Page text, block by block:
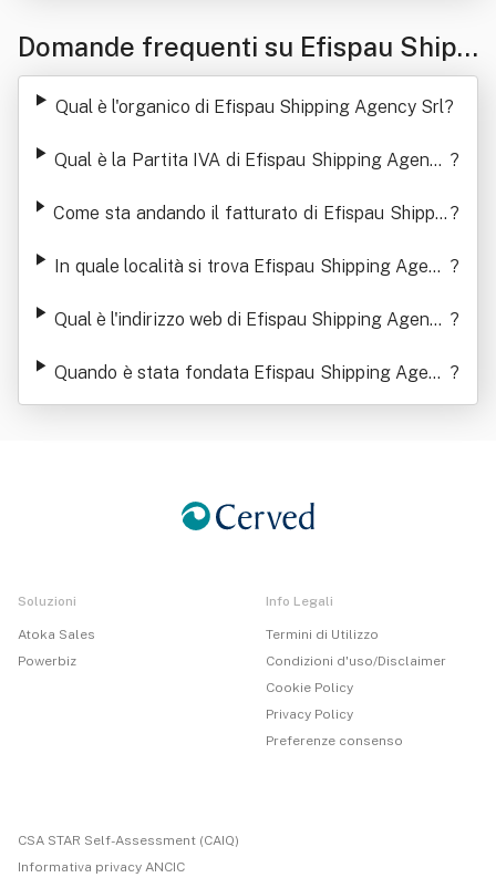
Domande frequenti su Efispau Shipp
ing Agency Srl
Qual è l'organico di Efispau Shipping Agency Srl?
Qual è la Partita IVA di Efispau Shipping Agency ?
Come sta andando il fatturato di Efispau Shippin ?
In quale località si trova Efispau Shipping Agenc ?
Qual è l'indirizzo web di Efispau Shipping Agency ?
Quando è stata fondata Efispau Shipping Agenc
y Srl
?
Soluzioni
Atoka Sales
Powerbiz
Info Legali
Termini di Utilizzo
Condizioni d'uso/Disclaimer
Cookie Policy
Privacy Policy
Preferenze consenso
CSA STAR Self-Assessment (CAIQ)
Informativa privacy ANCIC